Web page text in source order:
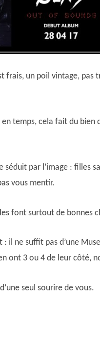
frais, un poil vintage, pas
temps, cela fait du bien
par l’image : filles
vous mentir.
font surtout de bonnes
: il ne suffit pas d’une
ont 3 ou 4 de leur côté,
seul sourire de vous.